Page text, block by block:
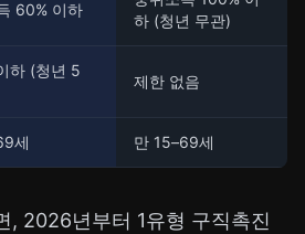
60% 이하
하 (청년 무관)
하 (청년 5
제한 없음
세 만 15–69세
, 2026년부터 1유형 구직촉진